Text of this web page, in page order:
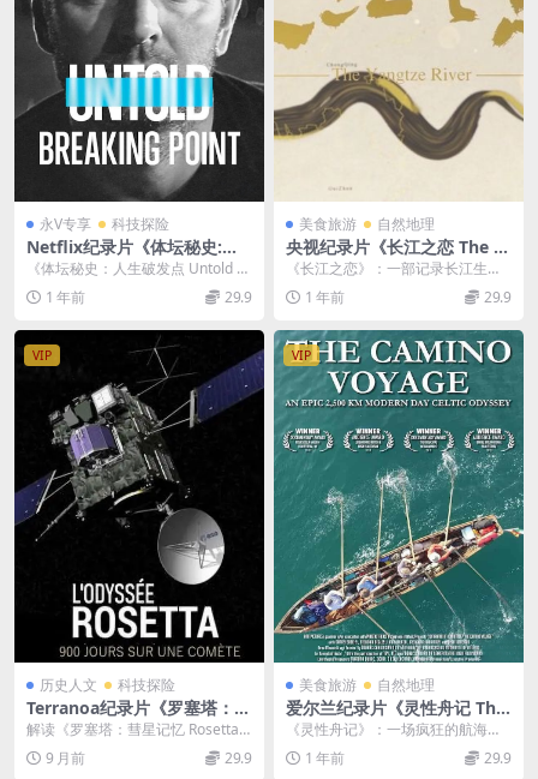
永V专享 科技探险
Netflix纪录片《体坛秘史:人
生破发点/体坛秘史 Untold B
reaking Point 2021》英语多
国中字 官方纯净版 4K超清/M
《体坛秘史：人生破发点 Untold Br
eaking Point 2021》：...
1 年前 29.9
美食旅游 自然地理
央视纪录片《长江之恋 The Y
angtze River 2019》国语英
字 1080P/MKV/7.83G 纪录片
长江之恋下载
《长江之恋》：一部记录长江生态
变迁的纪录片 《长江之恋 The Yan
gtze ...
1 年前 29.9
VIP
历史人文 科技探险
Terranoa纪录片《罗塞塔：彗
星记忆 Rosetta Memories O
f A Comet 2017》英语外挂
英字 720P/MKV/1.61GB 宇宙
解读《罗塞塔：彗星记忆 Rosetta
Memories Of A Comet》...
9 月前 29.9
VIP
美食旅游 自然地理
爱尔兰纪录片《灵性舟记 The
Camino Voyage 2018》英语
中英双字 无水印纯净版 1080
P/MKV/5.11G 卡米诺之旅
《灵性舟记》：一场疯狂的航海冒
险 《灵性舟记 The Camino Voyag
e... 1 年前 29.9